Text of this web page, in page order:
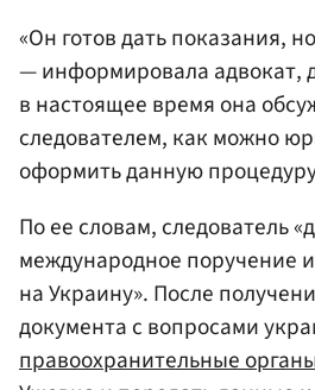
«Он готов дать показания,
— информировала адвокат,
в настоящее время она
следователем, как можно
оформить данную
По ее словам, следователь
международное поручение
на Украину». После
документа с вопросами
правоохранительные